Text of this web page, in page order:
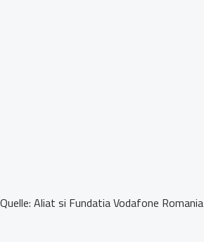
Quelle: Aliat si Fundatia Vodafone Romania